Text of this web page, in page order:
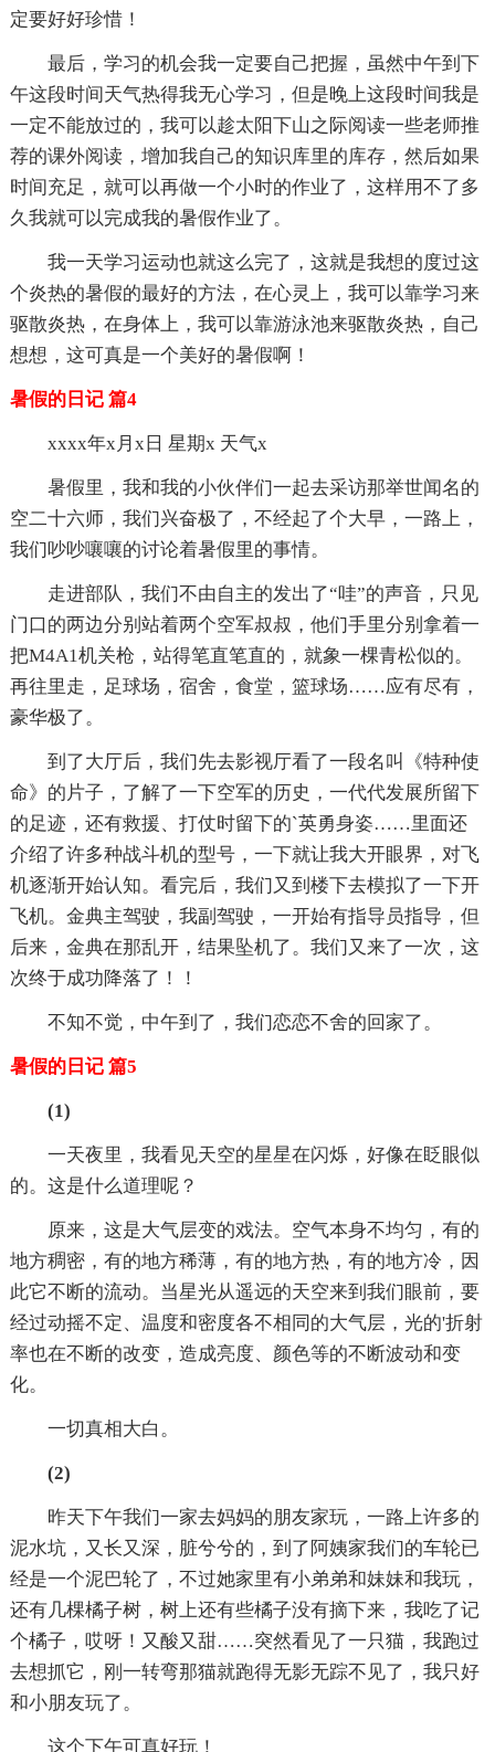
定要好好珍惜！
最后，学习的机会我一定要自己把握，虽然中午到下
午这段时间天气热得我无心学习，但是晚上这段时间我是
一定不能放过的，我可以趁太阳下山之际阅读一些老师推
荐的课外阅读，增加我自己的知识库里的库存，然后如果
时间充足，就可以再做一个小时的作业了，这样用不了多
久我就可以完成我的暑假作业了。
我一天学习运动也就这么完了，这就是我想的度过这
个炎热的暑假的最好的方法，在心灵上，我可以靠学习来
驱散炎热，在身体上，我可以靠游泳池来驱散炎热，自己
想想，这可真是一个美好的暑假啊！
暑假的日记 篇4
xxxx年x月x日 星期x 天气x
暑假里，我和我的小伙伴们一起去采访那举世闻名的
空二十六师，我们兴奋极了，不经起了个大早，一路上，
我们吵吵嚷嚷的讨论着暑假里的事情。
走进部队，我们不由自主的发出了“哇”的声音，只见
门口的两边分别站着两个空军叔叔，他们手里分别拿着一
把M4A1机关枪，站得笔直笔直的，就象一棵青松似的。
再往里走，足球场，宿舍，食堂，篮球场……应有尽有，
豪华极了。
到了大厅后，我们先去影视厅看了一段名叫《特种使
命》的片子，了解了一下空军的历史，一代代发展所留下
的足迹，还有救援、打仗时留下的`英勇身姿……里面还
介绍了许多种战斗机的型号，一下就让我大开眼界，对飞
机逐渐开始认知。看完后，我们又到楼下去模拟了一下开
飞机。金典主驾驶，我副驾驶，一开始有指导员指导，但
后来，金典在那乱开，结果坠机了。我们又来了一次，这
次终于成功降落了！！
不知不觉，中午到了，我们恋恋不舍的回家了。
暑假的日记 篇5
(1)
一天夜里，我看见天空的星星在闪烁，好像在眨眼似
的。这是什么道理呢？
原来，这是大气层变的戏法。空气本身不均匀，有的
地方稠密，有的地方稀薄，有的地方热，有的地方冷，因
此它不断的流动。当星光从遥远的天空来到我们眼前，要
经过动摇不定、温度和密度各不相同的大气层，光的'折射
率也在不断的改变，造成亮度、颜色等的不断波动和变
化。
一切真相大白。
(2)
昨天下午我们一家去妈妈的朋友家玩，一路上许多的
泥水坑，又长又深，脏兮兮的，到了阿姨家我们的车轮已
经是一个泥巴轮了，不过她家里有小弟弟和妹妹和我玩，
还有几棵橘子树，树上还有些橘子没有摘下来，我吃了记
个橘子，哎呀！又酸又甜……突然看见了一只猫，我跑过
去想抓它，刚一转弯那猫就跑得无影无踪不见了，我只好
和小朋友玩了。
这个下午可真好玩！